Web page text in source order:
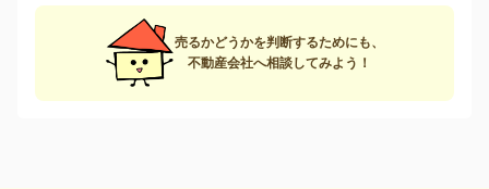
売るかどうかを判断するためにも、
不動産会社へ相談してみよう！